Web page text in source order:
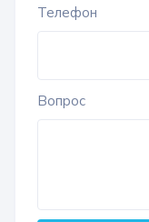
Телефон
Вопрос